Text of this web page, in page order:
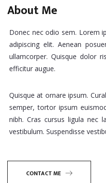
About Me
Donec nec odio sem. Lorem
adipiscing elit. Aenean
ullamcorper. Quisque dolor
efficitur augue.
Quisque at ornare ipsum.
semper, tortor ipsum
nibh. Cras cursus ligula nec
vestibulum. Suspendisse
CONTACT ME